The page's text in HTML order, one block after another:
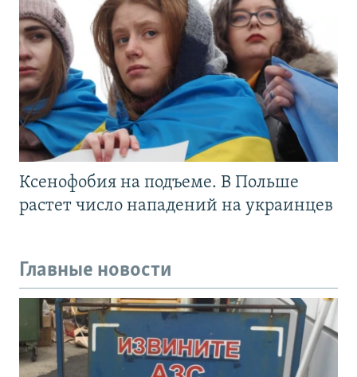
Ксенофобия на подъеме. В Польше
растет число нападений на украинцев
Главные новости